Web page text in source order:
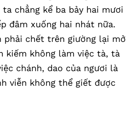
chẳng kể ba bảy hai mươi
đâm xuống hai nhát nữa.
phải chết trên giường lại mở
kiếm không làm việc tà, tà
chánh, dao của ngươi là
viễn không thể giết được